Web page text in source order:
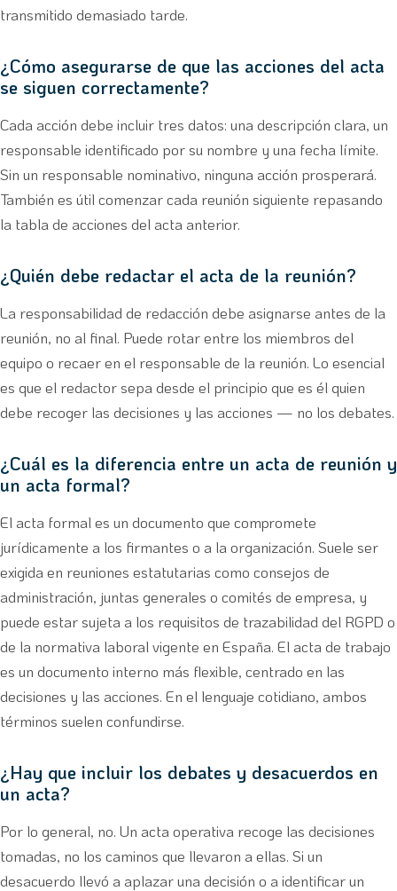
transmitido demasiado tarde.
¿Cómo asegurarse de que las acciones del acta
se siguen correctamente?
Cada acción debe incluir tres datos: una descripción clara, un
responsable identificado por su nombre y una fecha límite.
Sin un responsable nominativo, ninguna acción prosperará.
También es útil comenzar cada reunión siguiente repasando
la tabla de acciones del acta anterior.
¿Quién debe redactar el acta de la reunión?
La responsabilidad de redacción debe asignarse antes de la
reunión, no al final. Puede rotar entre los miembros del
equipo o recaer en el responsable de la reunión. Lo esencial
es que el redactor sepa desde el principio que es él quien
debe recoger las decisiones y las acciones — no los debates.
¿Cuál es la diferencia entre un acta de reunión y
un acta formal?
El acta formal es un documento que compromete
jurídicamente a los firmantes o a la organización. Suele ser
exigida en reuniones estatutarias como consejos de
administración, juntas generales o comités de empresa, y
puede estar sujeta a los requisitos de trazabilidad del RGPD o
de la normativa laboral vigente en España. El acta de trabajo
es un documento interno más flexible, centrado en las
decisiones y las acciones. En el lenguaje cotidiano, ambos
términos suelen confundirse.
¿Hay que incluir los debates y desacuerdos en
un acta?
Por lo general, no. Un acta operativa recoge las decisiones
tomadas, no los caminos que llevaron a ellas. Si un
desacuerdo llevó a aplazar una decisión o a identificar un